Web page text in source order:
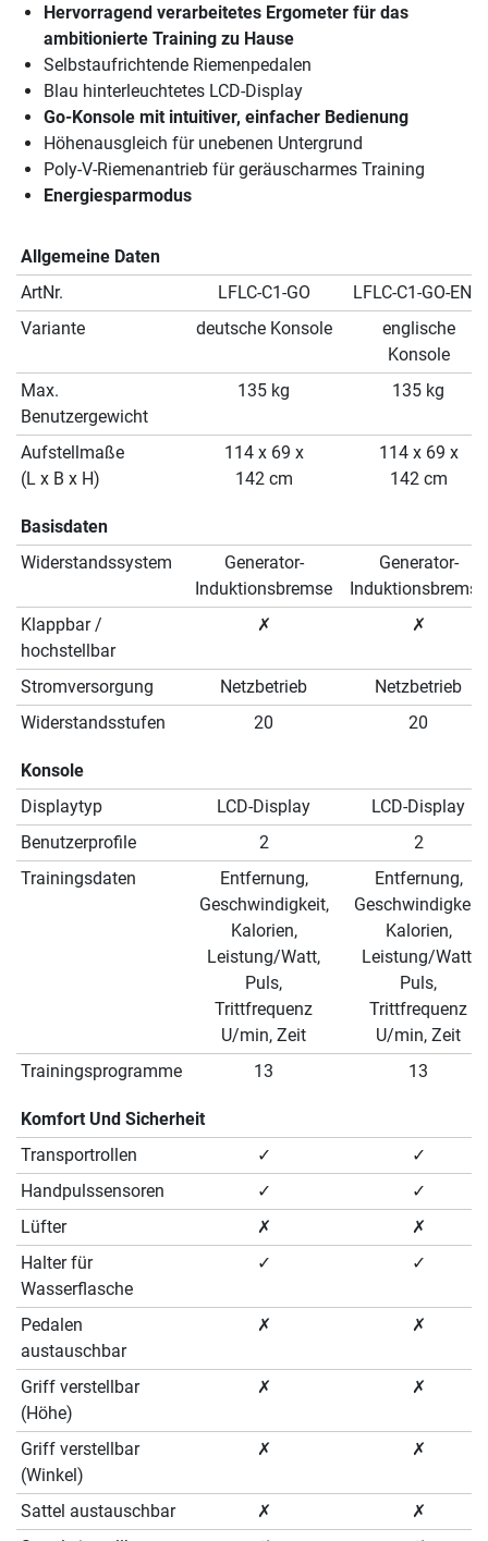
Hervorragend verarbeitetes Ergometer für das
ambitionierte Training zu Hause
Selbstaufrichtende Riemenpedalen
Blau hinterleuchtetes LCD-Display
Go-Konsole mit intuitiver, einfacher Bedienung
Höhenausgleich für unebenen Untergrund
Poly-V-Riemenantrieb für geräuscharmes Training
Energiesparmodus
Allgemeine Daten
ArtNr.
LFLC-C1-GO
LFLC-C1-GO-ENG
Variante
deutsche Konsole
englische
Konsole
Max.
Benutzergewicht
135 kg 135 kg
Aufstellmaße
(L x B x H)
114 x 69 x
142 cm
114 x 69 x
142 cm
Basisdaten
Widerstandssystem
Generator-
Induktionsbremse
Generator-
Induktionsbremse
Klappbar /
hochstellbar
✗ ✗
Stromversorgung Netzbetrieb
Netzbetrieb
Widerstandsstufen
20 20
Konsole
Displaytyp
LCD-Display
LCD-Display
Benutzerprofile
2
2
Trainingsdaten
Entfernung,
Geschwindigkeit,
Kalorien,
Leistung/Watt,
Puls,
Trittfrequenz
U/min, Zeit
Entfernung,
Geschwindigkeit,
Kalorien,
Leistung/Watt,
Puls,
Trittfrequenz
U/min, Zeit
Trainingsprogramme
13 13
Komfort Und Sicherheit
Transportrollen
✓
✓
Handpulssensoren
✓
✓
Lüfter
✗
✗
Halter für
Wasserflasche
✓ ✓
Pedalen
austauschbar
✗ ✗
Griff verstellbar
(Höhe)
✗ ✗
Griff verstellbar
(Winkel)
✗ ✗
Sattel austauschbar ✗
✗